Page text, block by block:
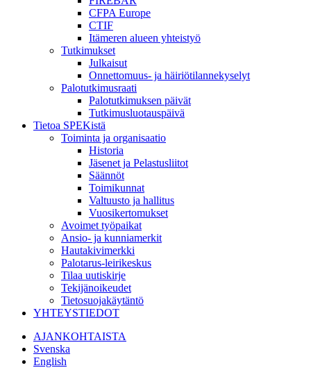
CFPA Europe
CTIF
Itämeren alueen yhteistyö
Tutkimukset
Julkaisut
Onnettomuus- ja häiriötilannekyselyt
Palotutkimusraati
Palotutkimuksen päivät
Tutkimusluotauspäivä
Tietoa SPEKistä
Toiminta ja organisaatio
Historia
Jäsenet ja Pelastusliitot
Säännöt
Toimikunnat
Valtuusto ja hallitus
Vuosikertomukset
Avoimet työpaikat
Ansio- ja kunniamerkit
Hautakivimerkki
Palotarus-leirikeskus
Tilaa uutiskirje
Tekijänoikeudet
Tietosuojakäytäntö
YHTEYSTIEDOT
AJANKOHTAISTA
Svenska
English